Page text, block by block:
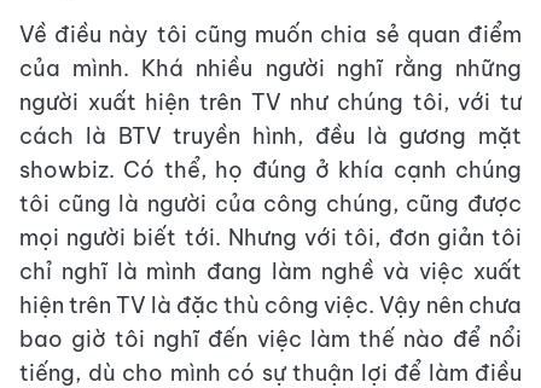
Về điều này tôi cũng muốn chia sẻ quan điểm
của mình. Khá nhiều người nghĩ rằng những
người xuất hiện trên TV như chúng tôi, với tư
cách là BTV truyền hình, đều là gương mặt
showbiz. Có thể, họ đúng ở khía cạnh chúng
tôi cũng là người của công chúng, cũng được
mọi người biết tới. Nhưng với tôi, đơn giản tôi
chỉ nghĩ là mình đang làm nghề và việc xuất
hiện trên TV là đặc thù công việc. Vậy nên chưa
bao giờ tôi nghĩ đến việc làm thế nào để nổi
tiếng, dù cho mình có sự thuận lợi để làm điều